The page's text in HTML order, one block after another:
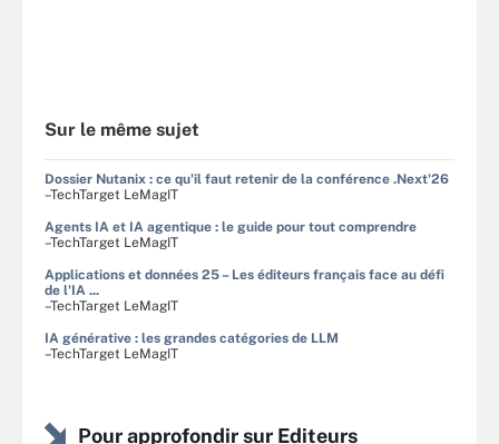
Sur le même sujet
Dossier Nutanix : ce qu'il faut retenir de la conférence .Next'26
–TechTarget LeMagIT
Agents IA et IA agentique : le guide pour tout comprendre
–TechTarget LeMagIT
Applications et données 25 – Les éditeurs français face au défi
de l'IA ...
–TechTarget LeMagIT
IA générative : les grandes catégories de LLM
–TechTarget LeMagIT
Pour approfondir sur Editeurs